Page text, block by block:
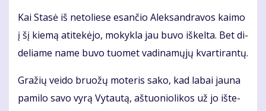
Kai Sta­sė iš ne­to­lie­se esan­čio Alek­san­dra­vos kai­mo
į šį kie­mą ati­te­kė­jo, mo­kyk­la jau bu­vo iš­kel­ta. Bet di­
de­lia­me na­me bu­vo tuo­met va­di­na­mų­jų kvar­ti­ran­tų.
Gra­žių vei­do bruo­žų mo­te­ris sa­ko, kad la­bai jau­na
pa­mi­lo sa­vo vy­rą Vy­tau­tą, aš­tuo­nio­li­kos už jo iš­te­